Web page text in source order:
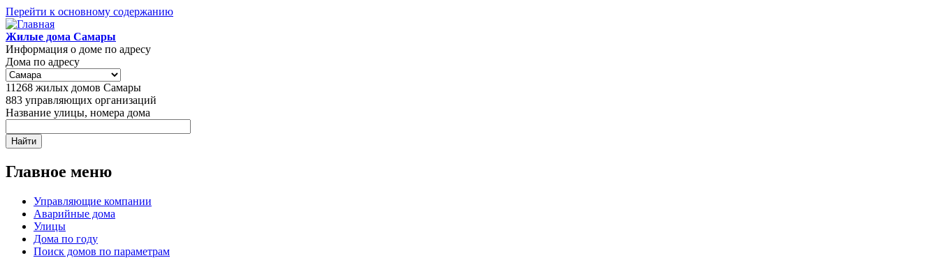
Перейти к основному содержанию
Жилые дома Самары
Информация о доме по адресу
Дома по адресу
11268 жилых домов Самары
883 управляющих организаций
Название улицы, номера дома
Главное меню
Управляющие компании
Аварийные дома
Улицы
Дома по году
Поиск домов по параметрам